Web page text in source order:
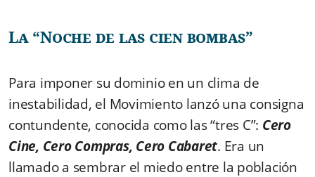
La “Noche de las cien bombas”
Para imponer su dominio en un clima de
inestabilidad, el Movimiento lanzó una consigna
contundente, conocida como las “tres C”: Cero
Cine, Cero Compras, Cero Cabaret. Era un
llamado a sembrar el miedo entre la población